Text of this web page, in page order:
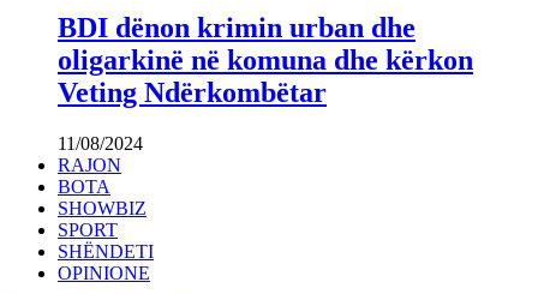
BDI dënon krimin urban dhe
oligarkinë në komuna dhe kërkon
Veting Ndërkombëtar
11/08/2024
RAJON
BOTA
SHOWBIZ
SPORT
SHËNDETI
OPINIONE